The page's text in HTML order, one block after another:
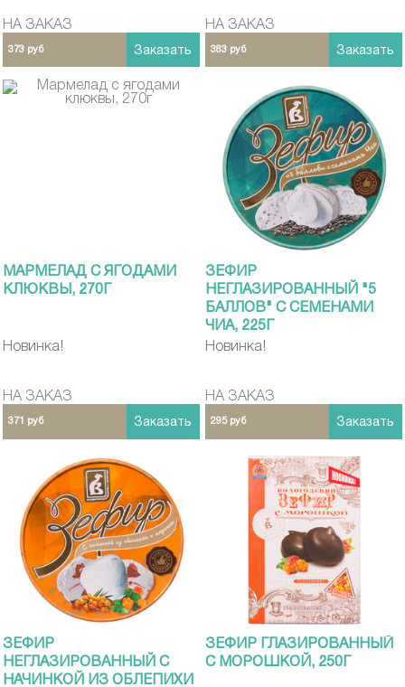
НА ЗАКАЗ
373 руб Заказать
НА ЗАКАЗ
383 руб Заказать
МАРМЕЛАД С ЯГОДАМИ
КЛЮКВЫ, 270Г
Новинка!
НА ЗАКАЗ
371 руб Заказать
ЗЕФИР
НЕГЛАЗИРОВАННЫЙ "5
БАЛЛОВ" С СЕМЕНАМИ
ЧИА, 225Г
Новинка!
НА ЗАКАЗ
295 руб Заказать
ЗЕФИР
НЕГЛАЗИРОВАННЫЙ С
НАЧИНКОЙ ИЗ ОБЛЕПИХИ
ЗЕФИР ГЛАЗИРОВАННЫЙ
С МОРОШКОЙ, 250Г